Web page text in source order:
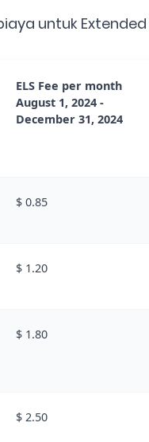
untuk
ELS Fee per month
August 1, 2024 -
December 31, 2024
$ 0.85
$ 1.20
$ 1.80
$ 2.50